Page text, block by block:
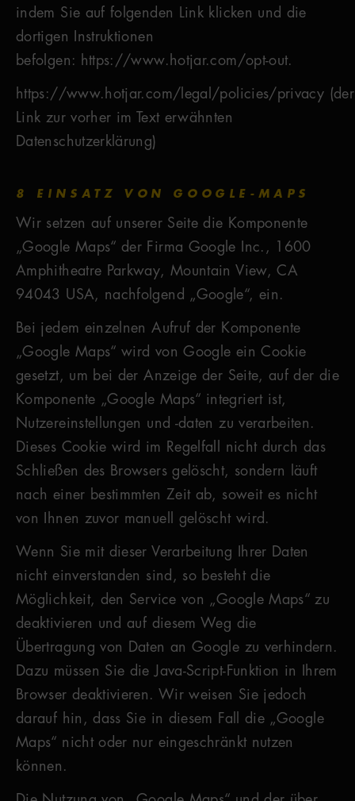
indem Sie auf folgenden Link klicken und die
dortigen Instruktionen
befolgen: https://www.hotjar.com/opt-out.
https://www.hotjar.com/legal/policies/privacy (der
Link zur vorher im Text erwähnten
Datenschutzerklärung)
8 EINSATZ VON GOOGLE-MAPS
Wir setzen auf unserer Seite die Komponente
„Google Maps“ der Firma Google Inc., 1600
Amphitheatre Parkway, Mountain View, CA
94043 USA, nachfolgend „Google“, ein.
Bei jedem einzelnen Aufruf der Komponente
„Google Maps“ wird von Google ein Cookie
gesetzt, um bei der Anzeige der Seite, auf der die
Komponente „Google Maps“ integriert ist,
Nutzereinstellungen und -daten zu verarbeiten.
Dieses Cookie wird im Regelfall nicht durch das
Schließen des Browsers gelöscht, sondern läuft
nach einer bestimmten Zeit ab, soweit es nicht
von Ihnen zuvor manuell gelöscht wird.
Wenn Sie mit dieser Verarbeitung Ihrer Daten
nicht einverstanden sind, so besteht die
Möglichkeit, den Service von „Google Maps“ zu
deaktivieren und auf diesem Weg die
Übertragung von Daten an Google zu verhindern.
Dazu müssen Sie die Java-Script-Funktion in Ihrem
Browser deaktivieren. Wir weisen Sie jedoch
darauf hin, dass Sie in diesem Fall die „Google
Maps“ nicht oder nur eingeschränkt nutzen
können.